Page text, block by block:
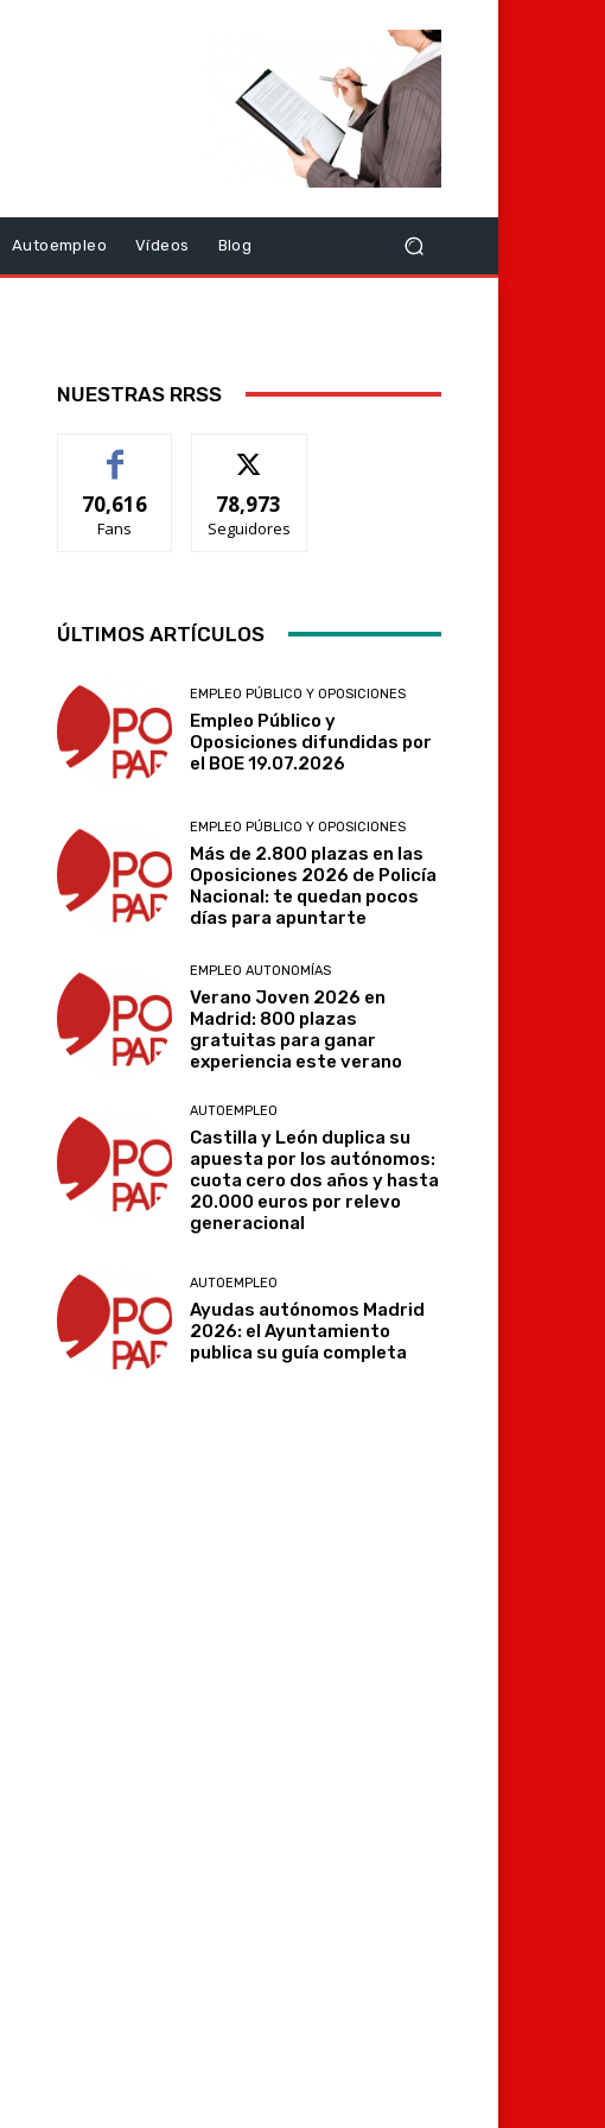
Autoempleo Vídeos Blog
NUESTRAS RRSS
70,616
Fans
78,973
Seguidores
ÚLTIMOS ARTÍCULOS
EMPLEO PÚBLICO Y OPOSICIONES
Empleo Público y
Oposiciones difundidas por
el BOE 19.07.2026
EMPLEO PÚBLICO Y OPOSICIONES
Más de 2.800 plazas en las
Oposiciones 2026 de Policía
Nacional: te quedan pocos
días para apuntarte
EMPLEO AUTONOMÍAS
Verano Joven 2026 en
Madrid: 800 plazas
gratuitas para ganar
experiencia este verano
AUTOEMPLEO
Castilla y León duplica su
apuesta por los autónomos:
cuota cero dos años y hasta
20.000 euros por relevo
generacional
AUTOEMPLEO
Ayudas autónomos Madrid
2026: el Ayuntamiento
publica su guía completa